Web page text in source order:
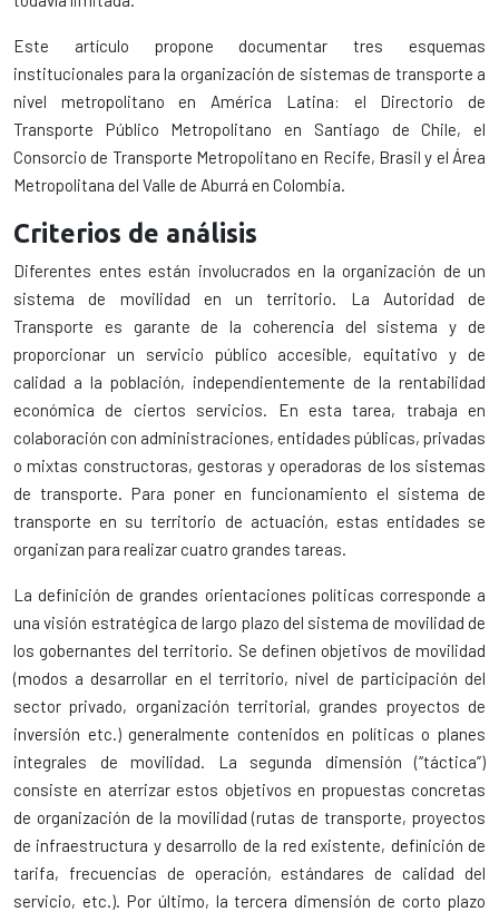
Este artículo propone documentar tres esquemas
institucionales para la organización de sistemas de transporte a
nivel metropolitano en América Latina: el Directorio de
Transporte Público Metropolitano en Santiago de Chile, el
Consorcio de Transporte Metropolitano en Recife, Brasil y el Área
Metropolitana del Valle de Aburrá en Colombia.
Criterios de análisis
Diferentes entes están involucrados en la organización de un
sistema de movilidad en un territorio. La Autoridad de
Transporte es garante de la coherencia del sistema y de
proporcionar un servicio público accesible, equitativo y de
calidad a la población, independientemente de la rentabilidad
económica de ciertos servicios. En esta tarea, trabaja en
colaboración con administraciones, entidades públicas, privadas
o mixtas constructoras, gestoras y operadoras de los sistemas
de transporte. Para poner en funcionamiento el sistema de
transporte en su territorio de actuación, estas entidades se
organizan para realizar cuatro grandes tareas.
La definición de grandes orientaciones políticas corresponde a
una visión estratégica de largo plazo del sistema de movilidad de
los gobernantes del territorio. Se definen objetivos de movilidad
(modos a desarrollar en el territorio, nivel de participación del
sector privado, organización territorial, grandes proyectos de
inversión etc.) generalmente contenidos en políticas o planes
integrales de movilidad. La segunda dimensión (“táctica”)
consiste en aterrizar estos objetivos en propuestas concretas
de organización de la movilidad (rutas de transporte, proyectos
de infraestructura y desarrollo de la red existente, definición de
tarifa, frecuencias de operación, estándares de calidad del
servicio, etc.). Por último, la tercera dimensión de corto plazo